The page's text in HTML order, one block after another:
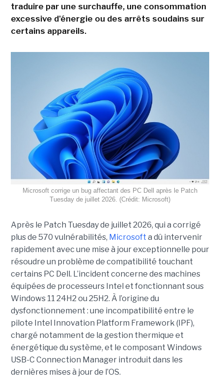
traduire par une surchauffe, une consommation
excessive d'énergie ou des arrêts soudains sur
certains appareils.
Microsoft corrige un bug affectant des PC Dell après le Patch
Tuesday de juillet 2026. (Crédit: Microsoft)
Après le Patch Tuesday de juillet 2026, qui a corrigé
plus de 570 vulnérabilités, Microsoft a dû intervenir
rapidement avec une mise à jour exceptionnelle pour
résoudre un problème de compatibilité touchant
certains PC Dell. L’incident concerne des machines
équipées de processeurs Intel et fonctionnant sous
Windows 11 24H2 ou 25H2. À l’origine du
dysfonctionnement : une incompatibilité entre le
pilote Intel Innovation Platform Framework (IPF),
chargé notamment de la gestion thermique et
énergétique du système, et le composant Windows
USB-C Connection Manager introduit dans les
dernières mises à jour de l’OS.